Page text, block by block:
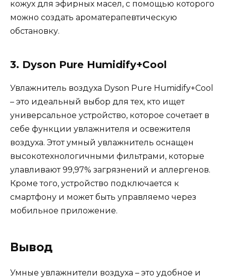
кожух для эфирных масел, с помощью которого
можно создать ароматерапевтическую
обстановку.
3. Dyson Pure Humidify+Cool
Увлажнитель воздуха Dyson Pure Humidify+Cool
– это идеальный выбор для тех, кто ищет
универсальное устройство, которое сочетает в
себе функции увлажнителя и освежителя
воздуха. Этот умный увлажнитель оснащен
высокотехнологичными фильтрами, которые
улавливают 99,97% загрязнений и аллергенов.
Кроме того, устройство подключается к
смартфону и может быть управляемо через
мобильное приложение.
Вывод
Умные увлажнители воздуха – это удобное и